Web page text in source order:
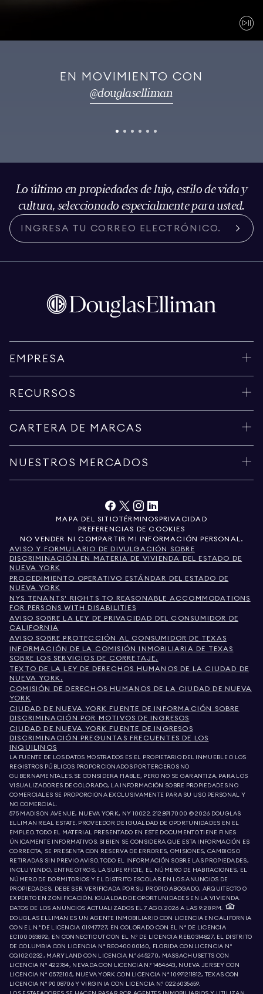
EN MOVIMIENTO CON
@douglaselliman
Lo último en propiedades de lujo, estilo de vida y
cultura, seleccionado especialmente para usted.
EMPRESA
RECURSOS
CARTERA DE MARCAS
NUESTROS MERCADOS
MAPA DEL SITIOTÉRMINOSPRIVACIDAD
PREFERENCIAS DE COOKIES
NO VENDER NI COMPARTIR MI INFORMACIÓN PERSONAL.
AVISO Y FORMULARIO DE DIVULGACIÓN SOBRE
DISCRIMINACIÓN EN MATERIA DE VIVIENDA DEL ESTADO DE
NUEVA YORK
PROCEDIMIENTO OPERATIVO ESTÁNDAR DEL ESTADO DE
NUEVA YORK
NYS TENANTS' RIGHTS TO REASONABLE ACCOMMODATIONS
FOR PERSONS WITH DISABILITIES
AVISO SOBRE LA LEY DE PRIVACIDAD DEL CONSUMIDOR DE
CALIFORNIA
AVISO SOBRE PROTECCIÓN AL CONSUMIDOR DE TEXAS
INFORMACIÓN DE LA COMISIÓN INMOBILIARIA DE TEXAS
SOBRE LOS SERVICIOS DE CORRETAJE.
TEXTO DE LA LEY DE DERECHOS HUMANOS DE LA CIUDAD DE
NUEVA YORK.
COMISIÓN DE DERECHOS HUMANOS DE LA CIUDAD DE NUEVA
YORK
CIUDAD DE NUEVA YORK FUENTE DE INFORMACIÓN SOBRE
DISCRIMINACIÓN POR MOTIVOS DE INGRESOS
CIUDAD DE NUEVA YORK FUENTE DE INGRESOS
DISCRIMINACIÓN PREGUNTAS FRECUENTES DE LOS
INQUILINOS
LA FUENTE DE LOS DATOS MOSTRADOS ES EL PROPIETARIO DEL INMUEBLE O LOS
REGISTROS PÚBLICOS PROPORCIONADOS POR TERCEROS NO
GUBERNAMENTALES. SE CONSIDERA FIABLE, PERO NO SE GARANTIZA. PARA LOS
VISUALIZADORES DE COLORADO, LA INFORMACIÓN SOBRE PROPIEDADES NO
COMERCIALES SE PROPORCIONA EXCLUSIVAMENTE PARA SU USO PERSONAL Y
NO COMERCIAL.
575 MADISON AVENUE, NUEVA YORK, NY 10022. 212.891.7000 © 2026 DOUGLAS
ELLIMAN REAL ESTATE. PROVEEDOR DE IGUALDAD DE OPORTUNIDADES EN EL
EMPLEO. TODO EL MATERIAL PRESENTADO EN ESTE DOCUMENTO TIENE FINES
ÚNICAMENTE INFORMATIVOS. SI BIEN SE CONSIDERA QUE ESTA INFORMACIÓN ES
CORRECTA, SE PRESENTA CON RESERVA DE ERRORES, OMISIONES, CAMBIOS O
RETIRADAS SIN PREVIO AVISO. TODO EL INFORMACIÓN SOBRE LAS PROPIEDADES,
INCLUYENDO, ENTRE OTROS, LA SUPERFICIE, EL NÚMERO DE HABITACIONES, EL
NÚMERO DE DORMITORIOS Y EL DISTRITO ESCOLAR EN LOS ANUNCIOS DE
PROPIEDADES, DEBE SER VERIFICADA POR SU PROPIO ABOGADO, ARQUITECTO O
EXPERTO EN ZONIFICACIÓN. IGUALDAD DE OPORTUNIDADES EN LA VIVIENDA.
DATOS DE LOS ANUNCIOS ACTUALIZADOS EL 7 AGO. 2026 A LAS 9:28 P.M..
DOUGLAS ELLIMAN ES UN AGENTE INMOBILIARIO CON LICENCIA EN CALIFORNIA
CON EL N.º DE LICENCIA 01947727, EN COLORADO CON EL N.º DE LICENCIA
EC100053892, EN CONNECTICUT CON EL N.º DE LICENCIA REB.0314827, EL DISTRITO
DE COLUMBIA CON LICENCIA N.º REO40000160, FLORIDA CON LICENCIA N.º
CQ1020232, MARYLAND CON LICENCIA N.º 645270, MASSACHUSETTS CON
LICENCIA N.º 422764, NEVADA CON LICENCIA N.º 1454643, NUEVA JERSEY CON
LICENCIA N.º 0572105, NUEVA YORK CON LICENCIA N.º 10991211812, TEXAS CON
LICENCIA N.º 9008706 Y VIRGINIA CON LICENCIA N.º 0226035659.